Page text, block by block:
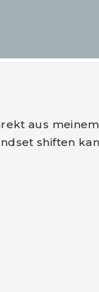
aus
shiften